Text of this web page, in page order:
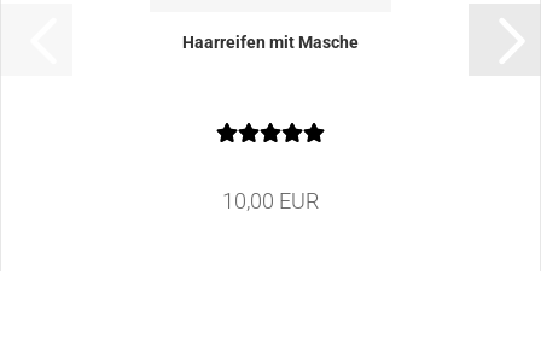
Haarreifen mit Masche
10,00 EUR